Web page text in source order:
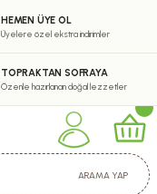
HEMEN ÜYE OL
Üyelere özel ekstra indirimler
TOPRAKTAN SOFRAYA
Özenle hazırlanan doğal lezzetler
ARAMA YAP